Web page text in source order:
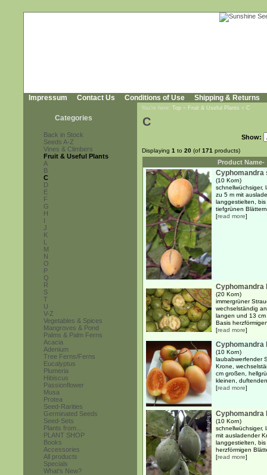
Impressum Contact Us Conditions of Use Shipping & Returns
Categories
Back in Stock
Seeds A-Z
Vines & Climbers
Fruit & Useful Plants
A
B
C
D
E
F
G
H
I
J
K
L
M
N
O
P
Q
R
S
T
U
V-Z
Vegetables & Spices
Mangroves & Pond
Palms & Palm Ferns
Acacia
Adenium
Tree Ferns/Ferns
Eucalyptus
Plumeria
Hibiscus
Passionflower
Musa
Protea
Seed-Rarities
Germinated Seeds
Seed-Sets
Plants from...
PLANT SHOP
Books
Accessories
All products
Specials
What's New?
You're here: Top » Fruit & Useful Plants » C
C
Show:
Displaying 1 to 20 (of 171 products)
Product Name-
Cyphomandra
(10 Korn)
schnellwüchsiger,
zu 5 m mit
langgestielten,
tiefgrünen
[read more]
Cyphomandra
(20 Korn)
immergrüner
wechselständig
langen und 13
Basis
[read more]
Cyphomandra
(10 Korn)
laubabwerfender
Krone,
cm großen,
kleinen,
[read more]
Cyphomandra
(10 Korn)
schnellwüchsiger,
mit ausladender
langgestielten,
herzförmigen
[read more]